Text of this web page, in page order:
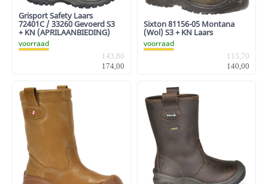
Grisport Safety Laars
72401C / 33260 Gevoerd S3
+ KN (APRILAANBIEDING)
voorraad
143,80
174,00
Sixton 81156-05 Montana
(Wol) S3 + KN Laars
voorraad
115,70
140,00